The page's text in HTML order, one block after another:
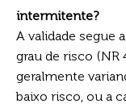
intermitente?
A validade segue
grau de risco (NR
geralmente
baixo risco, ou a